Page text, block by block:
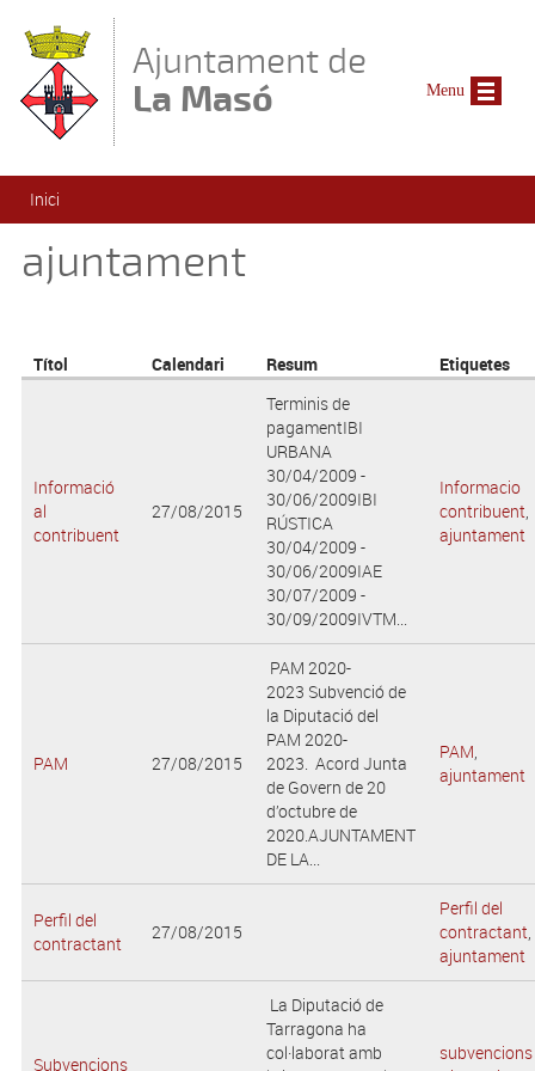
Ajuntament de
La Masó
Esteu aquí
Inici
ajuntament
Títol Calendari Resum Etiquetes
Informació
al
contribuent
27/08/2015
Terminis de
pagamentIBI
URBANA
30/04/2009 -
30/06/2009IBI
RÚSTICA
30/04/2009 -
30/06/2009IAE
30/07/2009 -
30/09/2009IVTM...
Informacio
contribuent,
ajuntament
PAM 27/08/2015
PAM 2020-
2023 Subvenció de
la Diputació del
PAM 2020-
2023. Acord Junta
de Govern de 20
d’octubre de
2020.AJUNTAMENT
DE LA...
PAM,
ajuntament
Perfil del
contractant
27/08/2015
Perfil del
contractant,
ajuntament
Subvencions
La Diputació de
Tarragona ha
col·laborat amb
subvencions
Menu